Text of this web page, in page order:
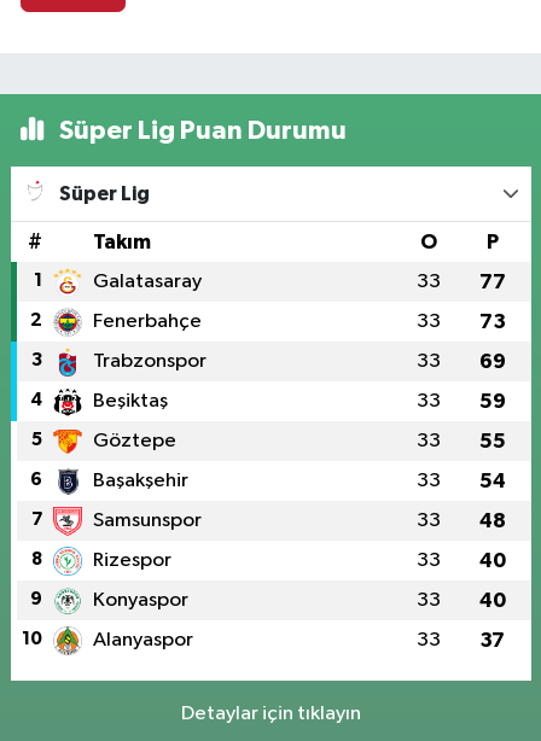
Süper Lig Puan Durumu
Süper Lig
# Takım O P
1 Galatasaray 33 77
2 Fenerbahçe 33 73
3 Trabzonspor 33 69
4 Beşiktaş 33 59
5 Göztepe 33 55
6 Başakşehir 33 54
7 Samsunspor 33 48
8 Rizespor 33 40
9 Konyaspor 33 40
10 Alanyaspor 33 37
Detaylar için tıklayın